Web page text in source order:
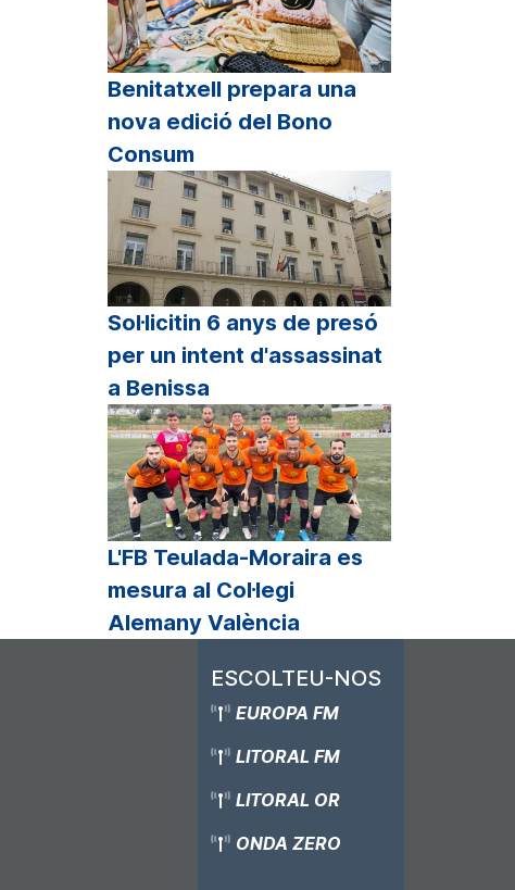
Benitatxell prepara una
nova edició del Bono
Consum
Sol·licitin 6 anys de presó
per un intent d'assassinat
a Benissa
L'FB Teulada-Moraira es
mesura al Col·legi
Alemany València
ESCOLTEU-NOS
EUROPA FM
LITORAL FM
LITORAL OR
ONDA ZERO